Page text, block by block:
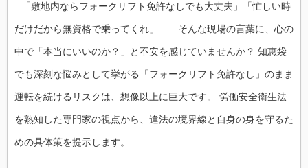
「敷地内ならフォークリフト免許なしでも大丈夫」「忙しい時
だけだから無資格で乗ってくれ」……そんな現場の言葉に、心の
中で「本当にいいのか？」と不安を感じていませんか？ 知恵袋
でも深刻な悩みとして挙がる「フォークリフト免許なし」のまま
運転を続けるリスクは、想像以上に巨大です。 労働安全衛生法
を熟知した専門家の視点から、違法の境界線と自身の身を守るた
めの具体策を提示します。